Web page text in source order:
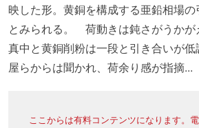
映した形。黄銅を構成する亜鉛相場
とみられる。 荷動きは鈍さがうかが
真中と黄銅削粉は一段と引き合いが
屋らからは聞かれ、荷余り感が指摘...
ここからは有料コンテンツになります。